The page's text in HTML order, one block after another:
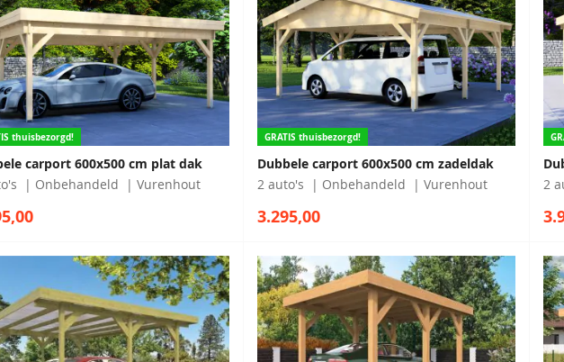
thuisbezorgd!
carport 600x500 cm plat dak
Onbehandeld Vurenhout
GRATIS thuisbezorgd!
Dubbele carport 600x500 cm zadeldak
2 auto's
Onbehandeld Vurenhout
3.295,00
2